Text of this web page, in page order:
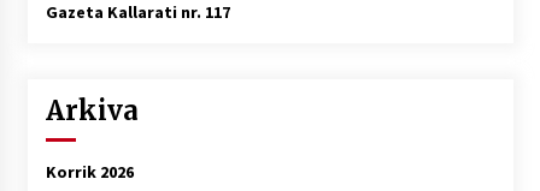
Gazeta Kallarati nr. 117
Arkiva
Korrik 2026